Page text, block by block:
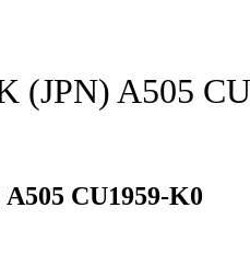
(JPN) A505
CU1959-K0